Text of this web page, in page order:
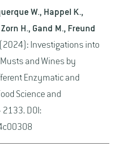
W., Happel K.,
H., Gand M., Freund
(2024): Investigations into
and Wines by
Enzymatic and
Science and
DOI: